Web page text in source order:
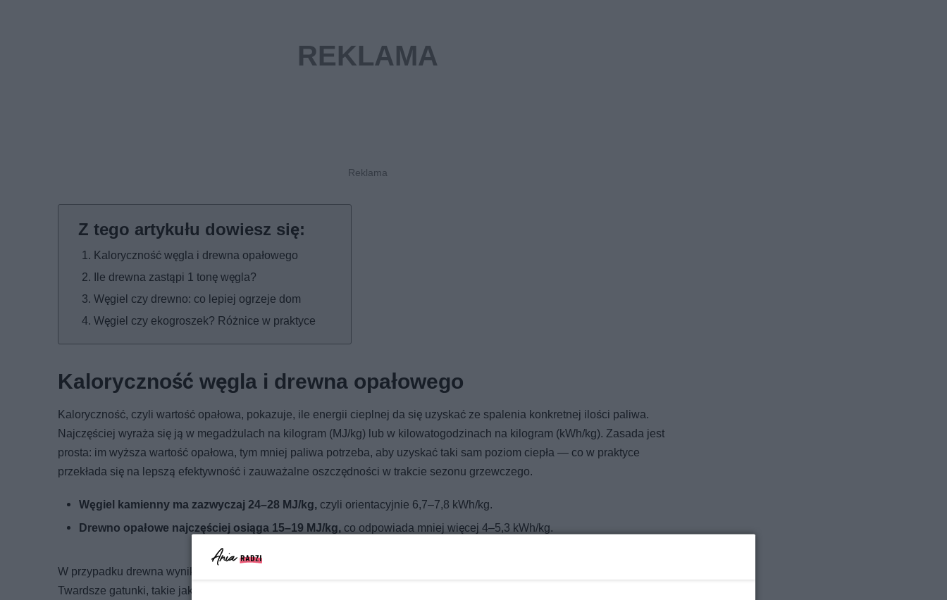
Kaloryczność węgla i drewna opałowego
Ile drewna zastąpi 1 tonę węgla?
Węgiel czy drewno: co lepiej ogrzeje dom
Węgiel czy ekogroszek? Różnice w praktyce
Kaloryczność węgla i drewna opałowego
Kaloryczność, czyli wartość opałowa, pokazuje, ile energii cieplnej da się uzyskać ze spalenia konkretnej ilości paliwa.
Najczęściej wyraża się ją w megadżulach na kilogram (MJ/kg) lub w kilowatogodzinach na kilogram (kWh/kg). Zasada jest
prosta: im wyższa wartość opałowa, tym mniej paliwa potrzeba, aby uzyskać taki sam poziom ciepła — co w praktyce
przekłada się na lepszą efektywność i zauważalne oszczędności w trakcie sezonu grzewczego.
Węgiel kamienny ma zazwyczaj 24–28 MJ/kg, czyli orientacyjnie 6,7–7,8 kWh/kg.
Drewno opałowe najczęściej osiąga 15–19 MJ/kg, co odpowiada mniej więcej 4–5,3 kWh/kg.
W przypadku drewna wynik potrafi się mocno różnić — decyduje o nim nie tylko gatunek, ale przede wszystkim wilgotność.
Twardsze gatunki, takie jak dąb i buk, palą się wolniej, oddają ciepło bardziej równomiernie i dłużej utrzymują temperaturę,